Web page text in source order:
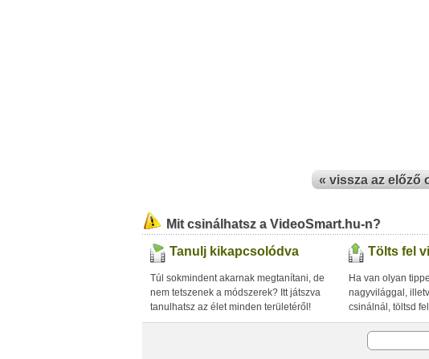
« vissza az előző
Mit csinálhatsz a VideoSmart.hu-n?
Tanulj kikapcsolódva
Túl sokmindent akarnak megtanítani, de
nem tetszenek a módszerek? Itt játszva
tanulhatsz az élet minden területéről!
Tölts fel
Ha van olyan
nagyvilággal,
csinálnál, töltsd